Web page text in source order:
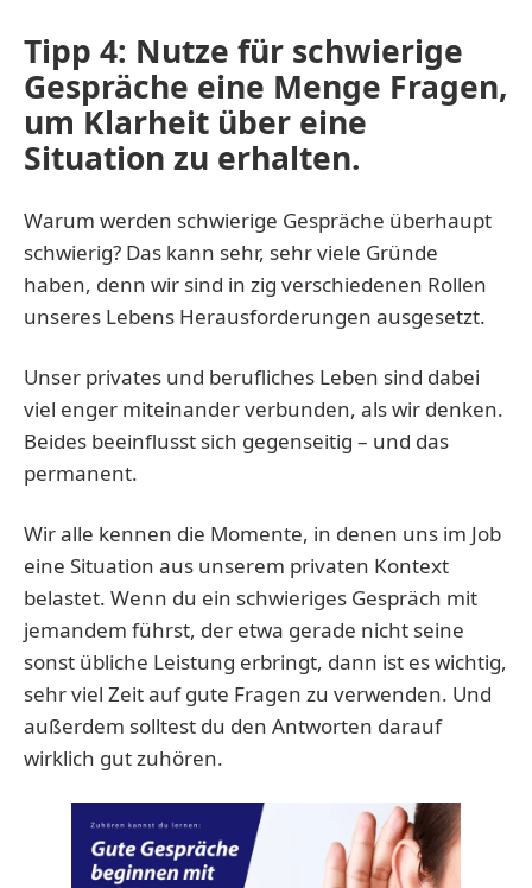
Tipp 4: Nutze für schwierige
Gespräche eine Menge Fragen,
um Klarheit über eine
Situation zu erhalten.
Warum werden schwierige Gespräche überhaupt
schwierig? Das kann sehr, sehr viele Gründe
haben, denn wir sind in zig verschiedenen Rollen
unseres Lebens Herausforderungen ausgesetzt.
Unser privates und berufliches Leben sind dabei
viel enger miteinander verbunden, als wir denken.
Beides beeinflusst sich gegenseitig – und das
permanent.
Wir alle kennen die Momente, in denen uns im Job
eine Situation aus unserem privaten Kontext
belastet. Wenn du ein schwieriges Gespräch mit
jemandem führst, der etwa gerade nicht seine
sonst übliche Leistung erbringt, dann ist es wichtig,
sehr viel Zeit auf gute Fragen zu verwenden. Und
außerdem solltest du den Antworten darauf
wirklich gut zuhören.